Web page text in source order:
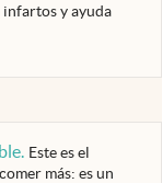
y ayuda
. Este es el
más: es un